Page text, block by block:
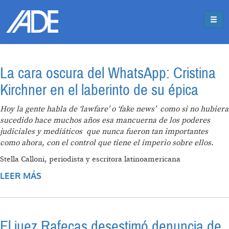
La cara oscura del WhatsApp: Cristina
Kirchner en el laberinto de su épica
Hoy la gente habla de ‘lawfare’ o ‘fake news’ como si no hubiera
sucedido hace muchos añosesa mancuerna de los poderes
judiciales y mediáticos que nunca fueron tan importantes
como ahora, con el control que tiene el imperio sobre ellos.
Stella Calloni, periodista y escritora latinoamericana
LEER MÁS
SU ÉPICA